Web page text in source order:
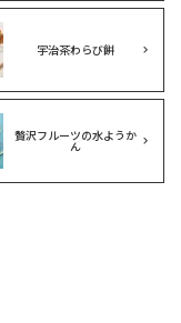
宇治茶わらび餅
贅沢フルーツの水ようか
ん